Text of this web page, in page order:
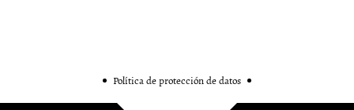
Política de protección de datos